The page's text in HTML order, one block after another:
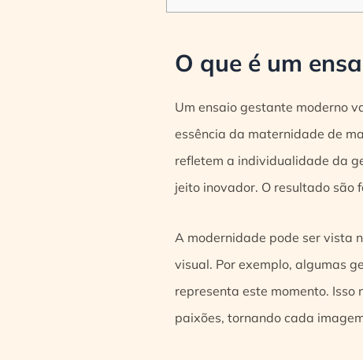
O que é um
Um ensaio gestante moderno
essência da maternidade de
refletem a individualidade da
jeito inovador. O resultado são
A modernidade pode ser vista
visual. Por exemplo, algumas
representa este momento.
paixões, tornando cada